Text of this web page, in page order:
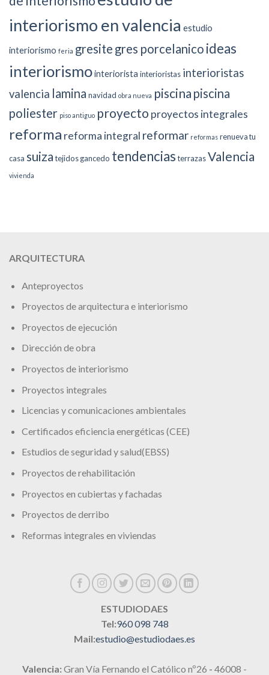
interiorismo en valencia estudio
interiorismo feria gresite gres porcelanico ideas
interiorismointeriorista interioristas interioristas
valencia lamina navidad obra nueva piscina piscina
poliester piso antiguo proyecto proyectos integrales
reforma reforma integral reformar reformas renueva tu
casa suiza tejidos gancedo tendencias terrazasValencia
vivienda
ARQUITECTURA
Anteproyectos
Proyectos de arquitectura e interiorismo
Proyectos de ejecución
Dirección de obra
Proyectos de interiorismo
Proyectos integrales
Licencias y comunicaciones ambientales
Certificados eficiencia energéticas (CEE)
Estudios de seguridad y salud(EBSS)
Proyectos de rehabilitación
Proyectos en cubiertas y fachadas
Proyectos de derribo
Reformas integrales en viviendas
ESTUDIODAES
Tel:960 098 748
Mail:estudio@estudiodaes.es
Valencia: Gran Vía Fernando el Católico nº26 - 46008 -